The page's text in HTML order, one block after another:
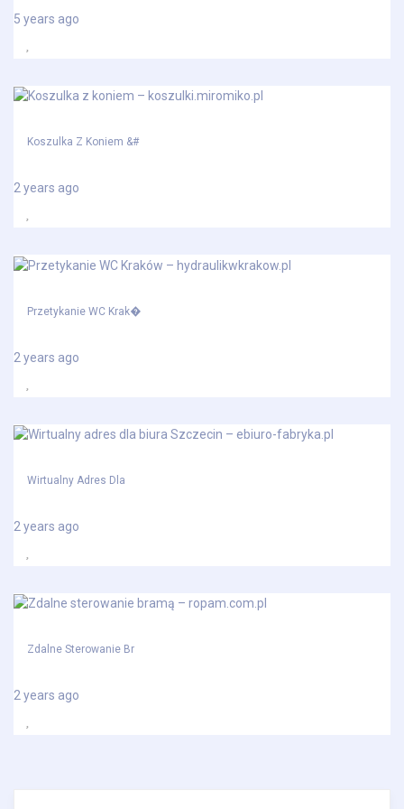
5 years ago
Koszulka Z Koniem &#
2 years ago
Przetykanie WC Krak�
2 years ago
Wirtualny Adres Dla
2 years ago
Zdalne Sterowanie Br
2 years ago